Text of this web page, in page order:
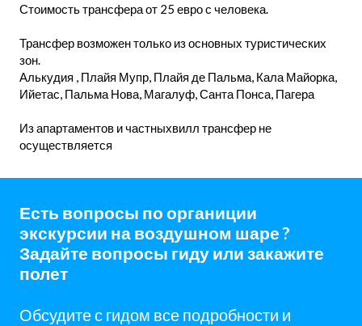
Стоимость трансфера от 25 евро с человека.
Трансфер возможен только из основных туристических
зон.
Алькудия , Плайя Мупр, Плайя де Пальма, Кала Майорка,
Ийетас, Пальма Нова, Магалуф, Санта Понса, Пагера
Из апартаментов и частныхвилл трансфер не
осуществляется
Есть вопросы по органиции
экскурсии на воздушном шаре ?
Задайте вопросы гиду или закажите
полет
Обсудите с гидом все подробности и